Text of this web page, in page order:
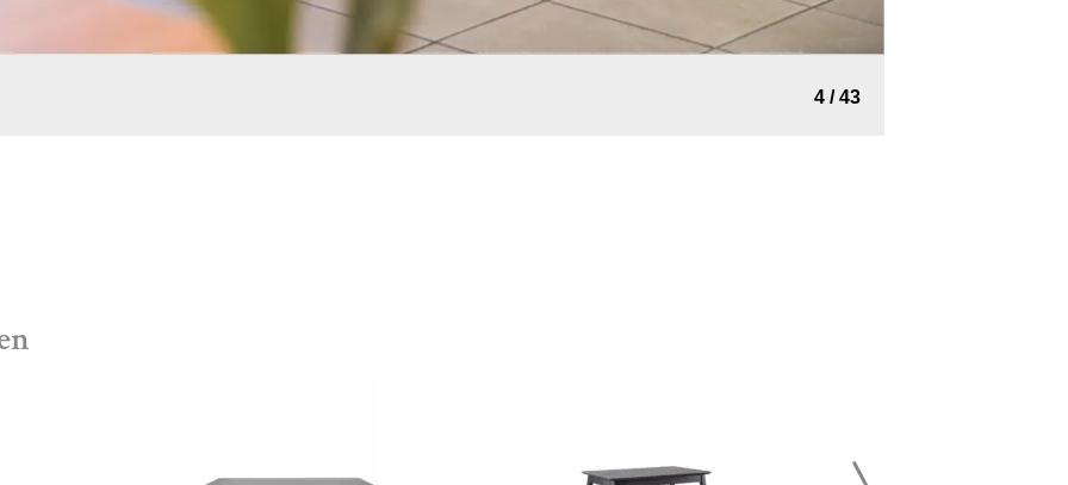
Der Stuhl
nachhaltige
das denCafé-Einrichtung 5 /43